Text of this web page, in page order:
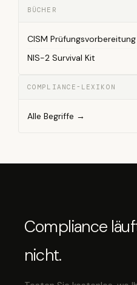
BÜCHER
CISM Prüfungsvorbereitung
NIS-2 Survival Kit
COMPLIANCE-LEXIKON
Alle Begriffe →
Compliance
nicht.